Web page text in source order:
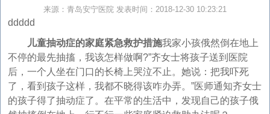
来源：青岛安宁医院 发表时间：2018-12-30 10:23:21
ddddd
儿童抽动症的家庭紧急救护措施我家小孩俄然倒在地上
不停的最先抽搐，我该怎样做啊?”齐女士将孩子送到医院
后，一个人坐在门口的长椅上哭泣不止。她说：把我吓死
了，看到孩子这样，我都不晓得该咋办弄。”医师通知齐女士
的孩子得了抽动症了。在平常的生活中，发现自己的孩子俄